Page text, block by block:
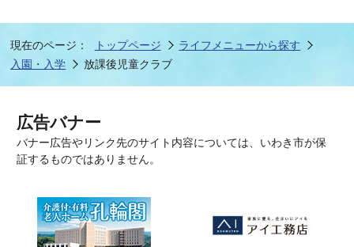
現在のページ： トップページ
ライフメニューから探す
入園・入学
放課後児童クラブ
広告バナー
バナー広告やリンク先のサイト内容については、いわき市が保
証するものではありません。